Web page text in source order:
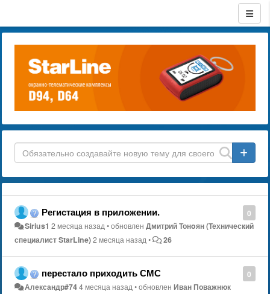
0
Регистация в приложении.
Sirius1 2 месяца назад•обновленДмитрий Тонoян (Технический
специалист StarLine)2 месяца назад• 26
0
перестало приходить СМС
Александр#744 месяца назад•обновленИван Поважнюк